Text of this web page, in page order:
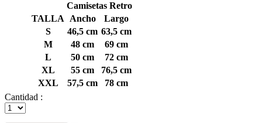
Camisetas Retro
TALLA
Ancho
Largo
S
46,5 cm 63,5 cm
M
48 cm
69 cm
L
50 cm
72 cm
XL
55 cm
76,5 cm
XXL
57,5 cm
78 cm
Cantidad :